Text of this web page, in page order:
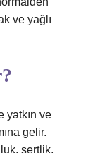
ve yağlı
yatkın ve
gelir.
sertlik,